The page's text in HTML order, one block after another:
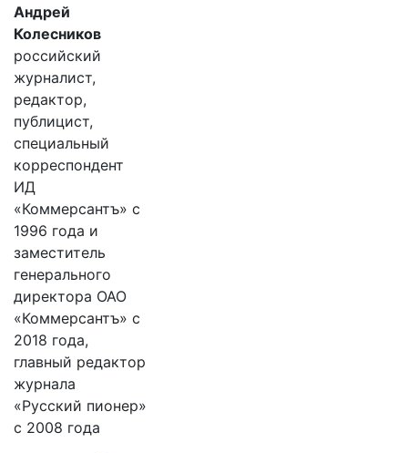
Андрей
Колесников
российский
журналист,
редактор,
публицист,
специальный
корреспондент
ИД
«Коммерсантъ» с
1996 года и
заместитель
генерального
директора ОАО
«Коммерсантъ» с
2018 года,
главный редактор
журнала
«Русский пионер»
с 2008 года